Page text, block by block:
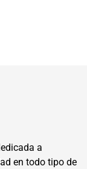
a
en todo tipo de